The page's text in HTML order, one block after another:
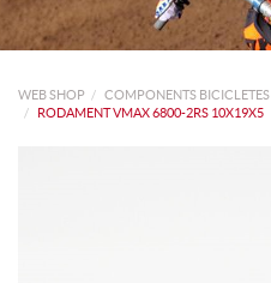
WEB SHOP COMPONENTS BICICLETES
RODAMENT VMAX 6800-2RS 10X19X5